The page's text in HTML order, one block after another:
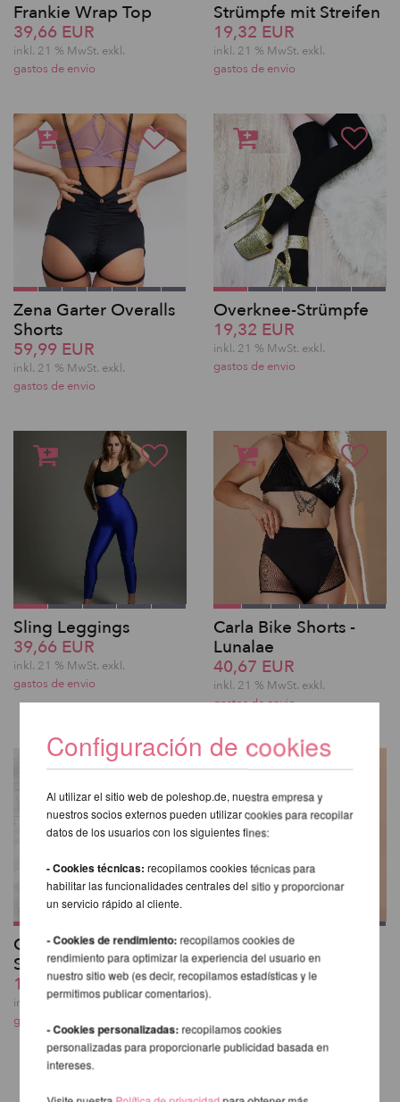
Frankie Wrap Top
39,66 EUR
inkl. 21 % MwSt. exkl.
gastos de envio
Strümpfe mit Streifen
19,32 EUR
inkl. 21 % MwSt. exkl.
gastos de envio
Zena Garter Overalls
Shorts
59,99 EUR
inkl. 21 % MwSt. exkl.
gastos de envio
Overknee-Strümpfe
19,32 EUR
inkl. 21 % MwSt. exkl.
gastos de envio
Sling Leggings
39,66 EUR
inkl. 21 % MwSt. exkl.
gastos de envio
Carla Bike Shorts -
Lunalae
40,67 EUR
inkl. 21 % MwSt. exkl.
gastos de envio
Glitzernde Overknee-
Strümpfe
19,32 EUR
inkl. 21 % MwSt. exkl.
gastos de envio
Kehlani High Waist
Bottoms - Lunalae
49,82 EUR
Configuración de cookies
Al utilizar el sitio web de poleshop.de, nuestra empresa y
nuestros socios externos pueden utilizar cookies para recopilar
datos de los usuarios con los siguientes fines:
- Cookies técnicas:recopilamos cookies técnicas para
habilitar las funcionalidades centrales del sitio y proporcionar
un servicio rápido al cliente.
- Cookies de rendimiento: recopilamos cookies de
rendimiento para optimizar la experiencia del usuario en
nuestro sitio web (es decir, recopilamos estadísticas y le
permitimos publicar comentarios).
- Cookies personalizadas: recopilamos cookies
personalizadas para proporcionarle publicidad basada en
intereses.